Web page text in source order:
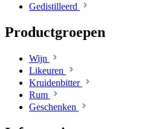
Gedistilleerd
Productgroepen
Wijn
Likeuren
Kruidenbitter
Rum
Geschenken